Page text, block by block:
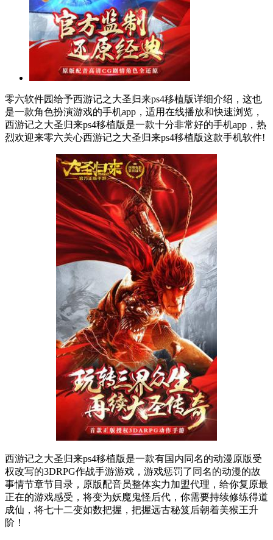
零六软件园给予西游记之大圣归来ps4移植版详细介绍，这也
是一款角色扮演游戏的手机app，适用在线播放和快速浏览，
西游记之大圣归来ps4移植版是一款十分非常好的手机app，热
烈欢迎来零六关心西游记之大圣归来ps4移植版这款手机软件!
西游记之大圣归来ps4移植版是一款有国内同名的动漫原版受
权改写的3DRPG作战手游游戏，游戏惩罚了同名的动漫的故
事情节章节目录，原版配音员整体实力加盟代理，给你复原最
正在的游戏感受，将变为妖魔鬼怪后代，你需要持续修练得道
成仙，将七十二变如数把握，把握远古秘笈后朝着美猴王升
阶！